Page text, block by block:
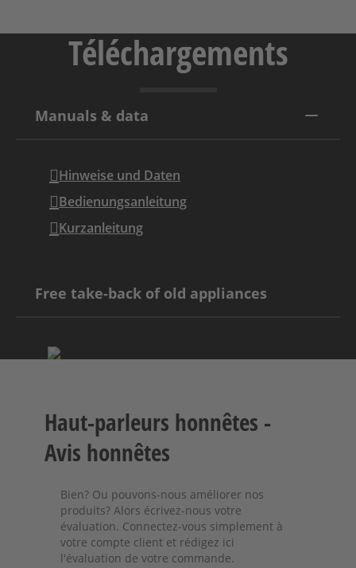
Téléchargements
Manuals & data
Hinweise und Daten
Bedienungsanleitung
Kurzanleitung
Free take-back of old appliances
Haut-parleurs honnêtes -
Avis honnêtes
Bien? Ou pouvons-nous améliorer nos
produits? Alors écrivez-nous votre
évaluation. Connectez-vous simplement à
votre compte client et rédigez ici
l'évaluation de votre commande.